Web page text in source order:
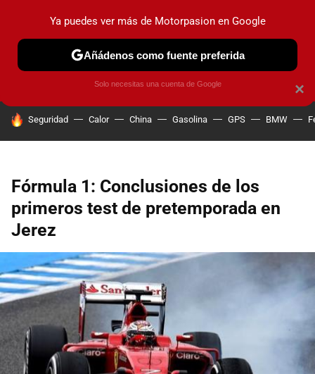
PRUEBAS COCHES ELÉCTRICOS OBSERVATORIO
HOY SE HABLA DE
Seguridad Calor China Gasolina GPS BMW
Fórmula 1: Conclusiones de los
primeros test de pretemporada en
Jerez
×
Ya puedes ver más de Motorpasion en Google
Añádenos como fuente preferida
Solo necesitas una cuenta de Google